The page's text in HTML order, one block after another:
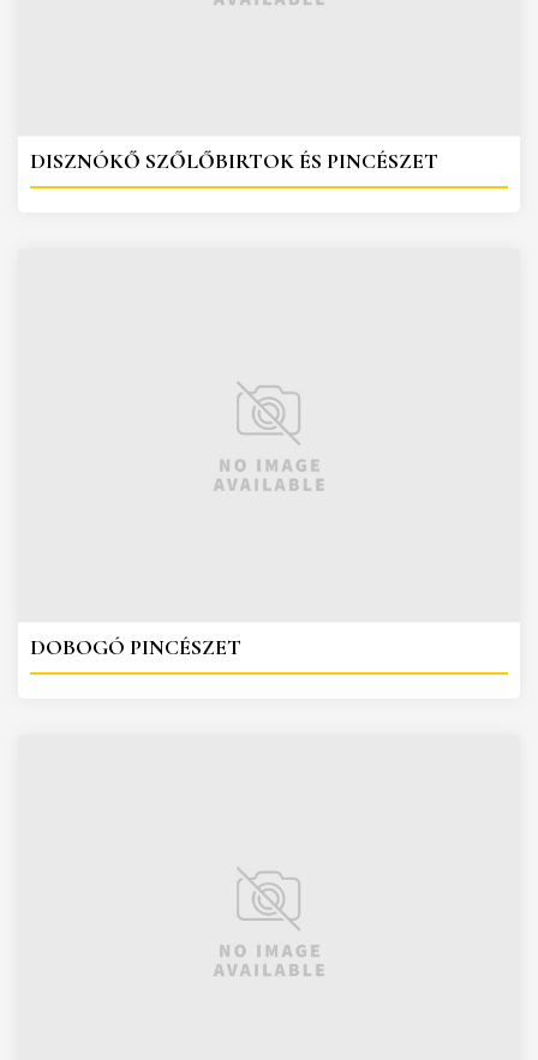
DISZNÓKŐ SZŐLŐBIRTOK ÉS PINCÉSZET
DOBOGÓ PINCÉSZET